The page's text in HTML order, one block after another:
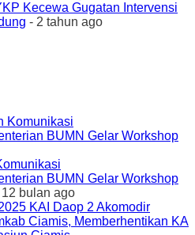
Kecewa Gugatan Intervensi
- 2 tahun ago
BUMN Gelar Workshop
12 bulan ago